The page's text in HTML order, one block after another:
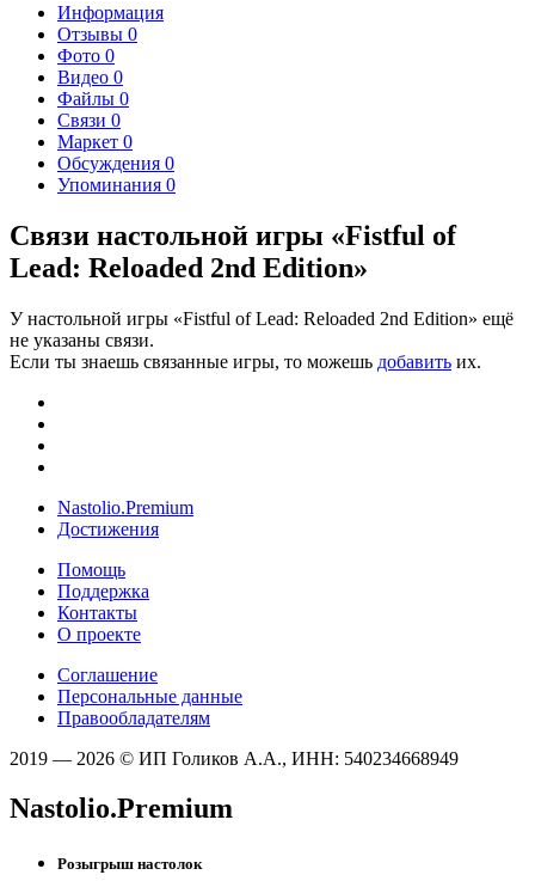
Информация
Отзывы 0
Фото 0
Видео 0
Файлы 0
Связи 0
Маркет 0
Обсуждения 0
Упоминания 0
Связи настольной игры «Fistful of
Lead: Reloaded 2nd Edition»
У настольной игры «Fistful of Lead: Reloaded 2nd Edition» ещё
не указаны связи.
Если ты знаешь связанные игры, то можешь добавить их.
Nastolio.Premium
Достижения
Помощь
Поддержка
Контакты
О проекте
Соглашение
Персональные данные
Правообладателям
2019 — 2026 © ИП Голиков А.А., ИНН: 540234668949
Nastolio.Premium
Розыгрыш настолок